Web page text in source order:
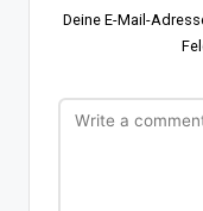
Deine E-Mail-